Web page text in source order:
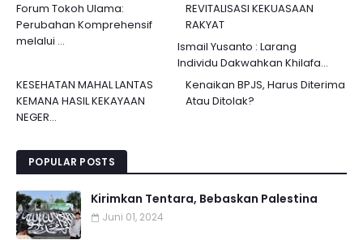
Forum Tokoh Ulama:
Perubahan Komprehensif
melalui ...
REVITALISASI KEKUASAAN
RAKYAT
Ismail Yusanto : Larang
Individu Dakwahkan Khilafa...
Kenaikan BPJS, Harus Diterima
Atau Ditolak?
KESEHATAN MAHAL LANTAS
KEMANA HASIL KEKAYAAN
NEGER...
POPULAR POSTS
Kirimkan Tentara, Bebaskan Palestina
Juni 01, 2024